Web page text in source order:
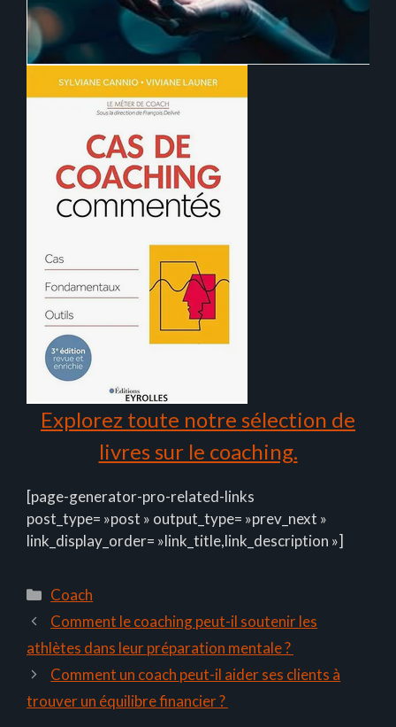
Explorez toute notre sélection de
livres sur le coaching.
[page-generator-pro-related-links
post_type= »post » output_type= »prev_next »
link_display_order= »link_title,link_description »]
Catégories
Coach
Comment le coaching peut-il soutenir les
athlètes dans leur préparation mentale ?
Comment un coach peut-il aider ses clients à
trouver un équilibre financier ?